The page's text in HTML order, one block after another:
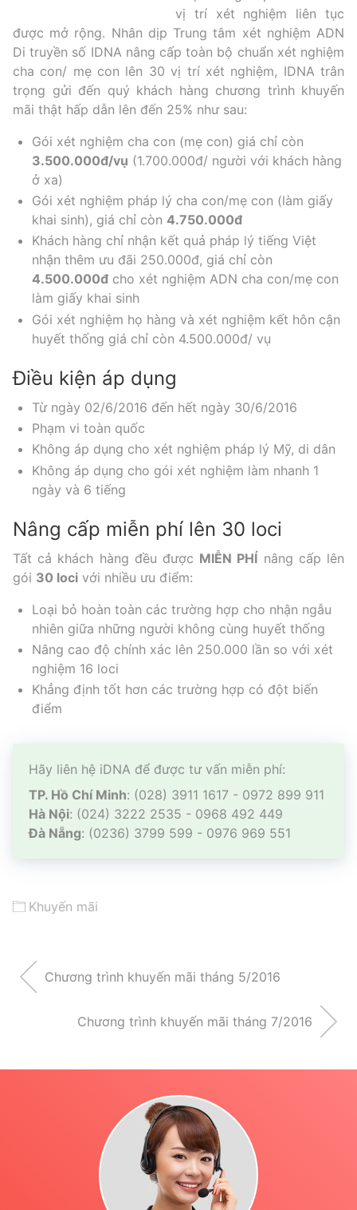
vị trí xét nghiệm liên tục
được mở rộng. Nhân dịp Trung tâm xét nghiệm ADN
Di truyền số IDNA nâng cấp toàn bộ chuẩn xét nghiệm
cha con/ mẹ con lên 30 vị trí xét nghiệm, IDNA trân
trọng gửi đến quý khách hàng chương trình khuyến
mãi thật hấp dẫn lên đến 25% như sau:
Gói xét nghiệm cha con (mẹ con) giá chỉ còn
3.500.000đ/vụ (1.700.000đ/ người với khách hàng
ở xa)
Gói xét nghiệm pháp lý cha con/mẹ con (làm giấy
khai sinh), giá chỉ còn 4.750.000đ
Khách hàng chỉ nhận kết quả pháp lý tiếng Việt
nhận thêm ưu đãi 250.000đ, giá chỉ còn
4.500.000đ cho xét nghiệm ADN cha con/mẹ con
làm giấy khai sinh
Gói xét nghiệm họ hàng và xét nghiệm kết hôn cận
huyết thống giá chỉ còn 4.500.000đ/ vụ
Điều kiện áp dụng
Từ ngày 02/6/2016 đến hết ngày 30/6/2016
Phạm vi toàn quốc
Không áp dụng cho xét nghiệm pháp lý Mỹ, di dân
Không áp dụng cho gói xét nghiệm làm nhanh 1
ngày và 6 tiếng
Nâng cấp miễn phí lên 30 loci
Tất cả khách hàng đều được MIỄN PHÍ nâng cấp lên
gói 30 loci với nhiều ưu điểm:
Loại bỏ hoàn toàn các trường hợp cho nhận ngẫu
nhiên giữa những người không cùng huyết thống
Nâng cao độ chính xác lên 250.000 lần so với xét
nghiệm 16 loci
Khẳng định tốt hơn các trường hợp có đột biến
điểm
Hãy liên hệ iDNA để được tư vấn miễn phí:
TP. Hồ Chí Minh: (028) 3911 1617 - 0972 899 911
Hà Nội: (024) 3222 2535 - 0968 492 449
Đà Nẵng: (0236) 3799 599 - 0976 969 551
Khuyến mãi
Chương trình khuyến mãi tháng 5/2016
Chương trình khuyến mãi tháng 7/2016